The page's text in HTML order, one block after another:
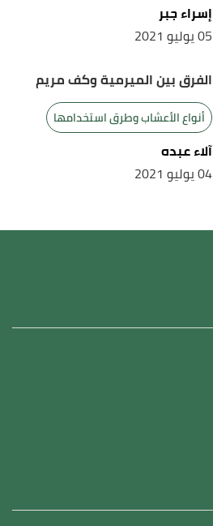
إسراء جبر
05 يوليو 2021
الفرق بين الميرمية وكف مريم
أنواع الأعشاب وطرق استخدامها
آلاء عبده
04 يوليو 2021